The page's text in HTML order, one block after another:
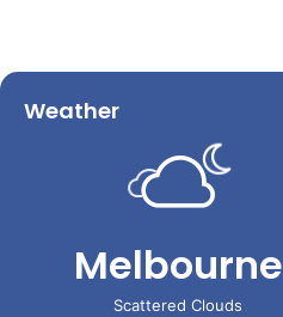
Weather
Melbourne
Scattered Clouds